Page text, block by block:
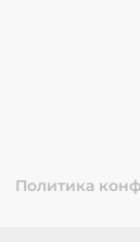
Политика